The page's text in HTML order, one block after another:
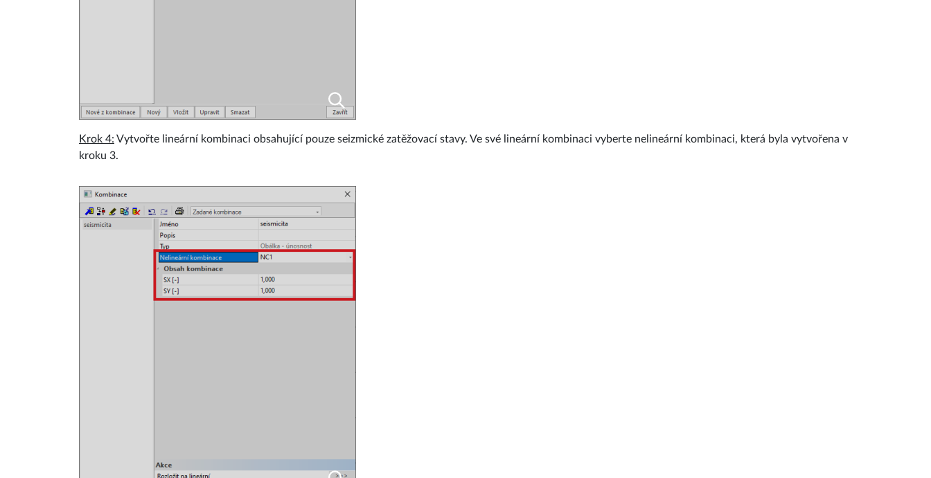
Krok 4: Vytvořte lineární kombinaci obsahující pouze seizmické zatěžovací stavy. Ve své lineární kombinaci vyberte nelineární kombinaci, která byla vytvořena v
kroku 3.